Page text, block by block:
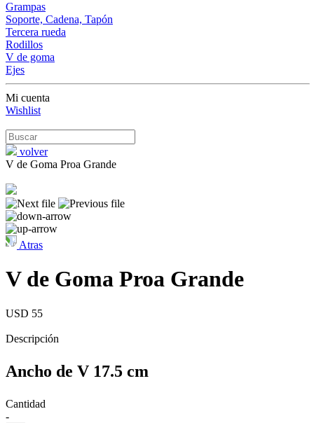
Grampas
Soporte, Cadena, Tapón
Tercera rueda
Rodillos
V de goma
Ejes
Mi cuenta
Wishlist
volver
V de Goma Proa Grande
Atras
V de Goma Proa Grande
USD 55
Descripción
Ancho de V 17.5 cm
Cantidad
-